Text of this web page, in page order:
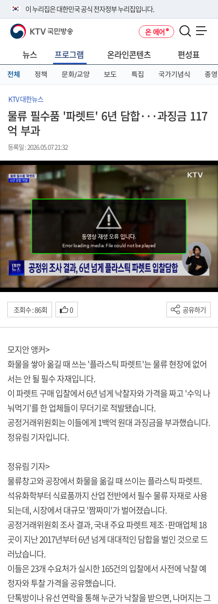
이 누리집은 대한민국 공식 전자정부 누리집입니다.
공식 누리집 주소 확인하기
니다.
이밖에 or.kr 또는 .kr등 다른 도메인 주소를 사용하고 있다면 아래 URL에
서 도메인 주소를 확인해 보세요
KTV 국민방송 온 에어
뉴스 프로그램 온라인콘텐츠 편성표
전체 정책 문화/교양 보도 특집 국가기념식 종영
KTV 대한뉴스
물류 필수품 '파렛트' 6년 담합···과징금 117
억 부과
등록일 : 2026.05.07 21:32
조회수 : 86회 0 공유하기
모지안 앵커>
화물을 쌓아 옮길 때 쓰는 '플라스틱 파렛트'는 물류 현장에 없어
서는 안 될 필수 자재입니다.
이 파렛트 구매 입찰에서 6년 넘게 낙찰자와 가격을 짜고 '수익 나
눠먹기'를 한 업체들이 무더기로 적발됐습니다.
공정거래위원회는 이들에게 1백억 원대 과징금을 부과했습니다.
정유림 기자입니다.
정유림 기자>
물류창고와 공장에서 화물을 옮길 때 쓰이는 플라스틱 파렛트.
석유화학부터 식료품까지 산업 전반에서 필수 물류 자재로 사용
되는데, 시장에서 대규모 '짬짜미'가 벌어졌습니다.
공정거래위원회 조사 결과, 국내 주요 파렛트 제조·판매업체 18
곳이 지난 2017년부터 6년 넘게 대대적인 담합을 벌인 것으로 드
러났습니다.
이들은 23개 수요처가 실시한 165건의 입찰에서 사전에 낙찰 예
정자와 투찰 가격을 공유했습니다.
단톡방이나 유선 연락을 통해 누군가 낙찰을 받으면, 나머지는 그